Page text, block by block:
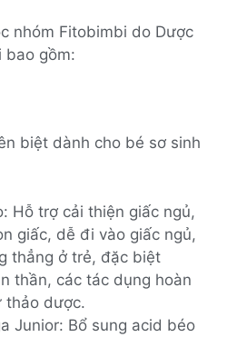
nhóm Fitobimbi do Dược
bao gồm:
biệt dành cho bé sơ sinh
Hỗ trợ cải thiện giấc ngủ,
giấc, dễ đi vào giấc ngủ,
thẳng ở trẻ, đặc biệt
thần, các tác dụng hoàn
thảo dược.
Junior: Bổ sung acid béo